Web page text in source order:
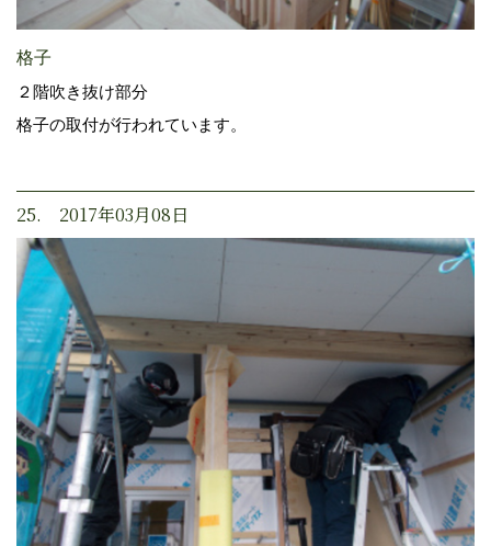
格子
２階吹き抜け部分
格子の取付が行われています。
25. 2017年03月08日